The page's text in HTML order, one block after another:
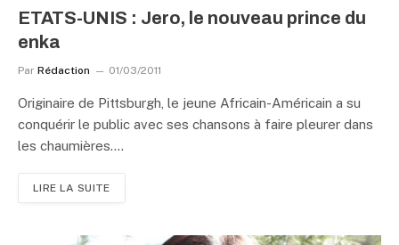
ETATS-UNIS : Jero, le nouveau prince du
enka
Par Rédaction 01/03/2011
Originaire de Pittsburgh, le jeune Africain-Américain a su
conquérir le public avec ses chansons à faire pleurer dans
les chaumières.…
LIRE LA SUITE